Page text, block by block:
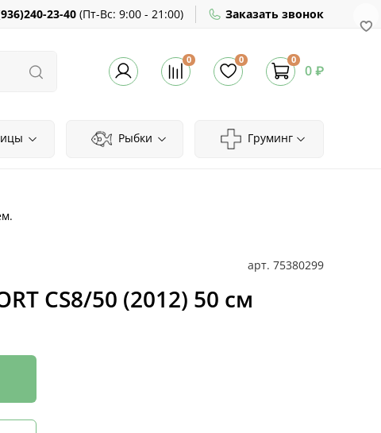
23-40 (Пт-Вс: 9:00 - 21:00) Заказать звонок
0 0 0
0 ₽
Рыбки Груминг
арт. 75380299
CS8/50 (2012) 50 см